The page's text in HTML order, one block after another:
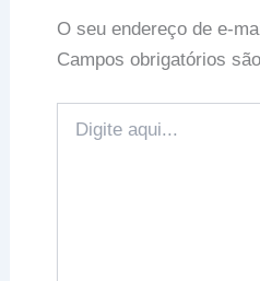
O seu endereço de e-
Campos obrigatórios
aqui...